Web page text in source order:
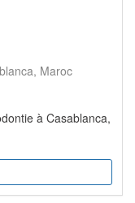
Maroc
à Casablanca,